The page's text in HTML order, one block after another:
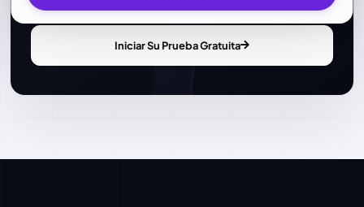
Iniciar Su Prueba Gratuita